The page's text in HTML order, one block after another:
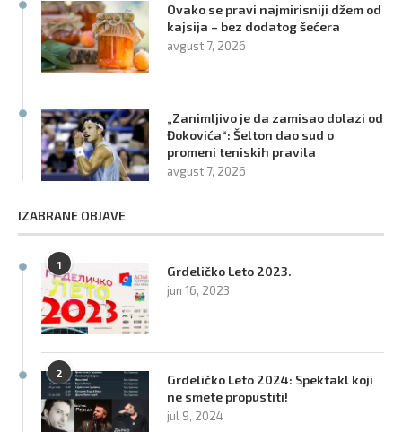
Ovako se pravi najmirisniji džem od
kajsija – bez dodatog šećera
avgust 7, 2026
„Zanimljivo je da zamisao dolazi od
Đokovića“: Šelton dao sud o
promeni teniskih pravila
avgust 7, 2026
IZABRANE OBJAVE
1 Grdeličko Leto 2023.
jun 16, 2023
2
Grdeličko Leto 2024: Spektakl koji
ne smete propustiti!
jul 9, 2024